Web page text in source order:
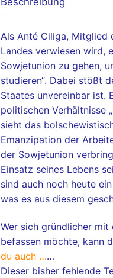
Als Anté Ciliga, Mitglied
Landes verwiesen wird,
Sowjetunion zu gehen,
studieren“. Dabei stößt
Staates unvereinbar ist.
politischen Verhältnisse
sieht das
Emanzipation der
der Sowjetunion
Einsatz seines Lebens
sind auch noch heute
was es aus diesem
Wer sich gründlicher
befassen möchte, kann
du auch ……
Dieser bisher fehlende